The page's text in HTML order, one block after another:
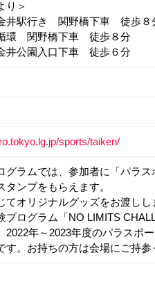
り＞
井駅行き 関野橋下車 徒歩８
環 関野橋下車 徒歩８分
井公園入口下車 徒歩６分
sports/taiken/
グラムでは、参加者に「パラ
ンプをもらえます。
てオリジナルグッズをお渡し
プログラム「NO LIMITS
2022年～2023年度のパラスポ
す。お持ちの方は会場にご持参